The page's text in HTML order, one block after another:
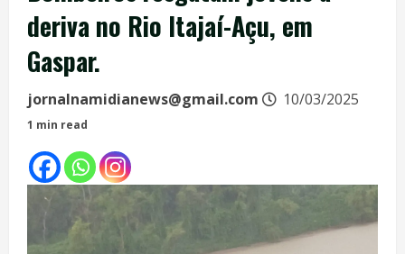
deriva no Rio Itajaí-Açu, em
Gaspar.
jornalnamidianews@gmail.com 10/03/2025
1 min read